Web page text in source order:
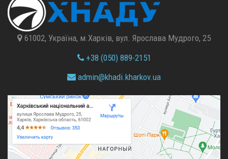
61002, Україна, м.Харків, вул. Ярослава Мудрого, 25
+38 (050) 889-2151
admin@khadi.kharkov.ua